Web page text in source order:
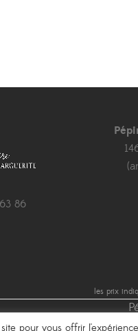
86
les prix
pour vous offrir